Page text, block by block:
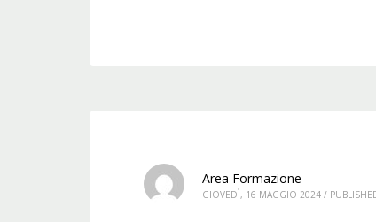
Area Formazione
GIOVEDÌ, 16 MAGGIO 2024 /